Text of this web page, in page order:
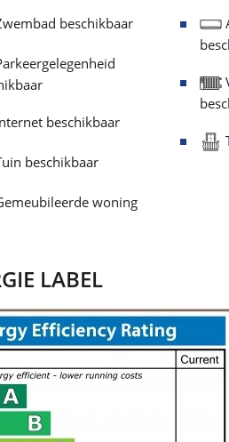
beschikbaar
beschikbaar
beschikbaar
woning
LABEL